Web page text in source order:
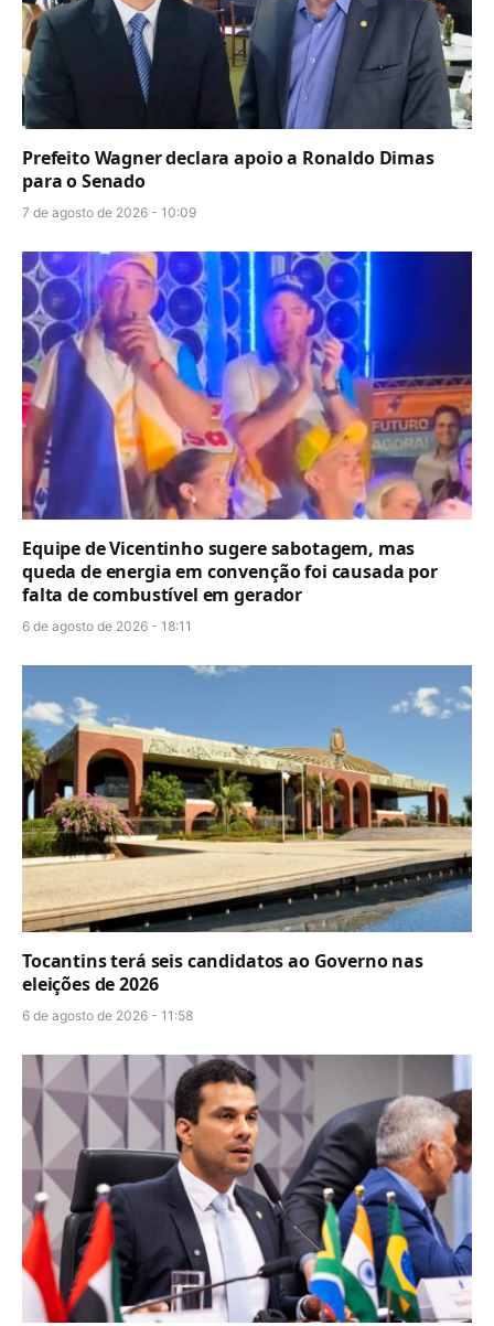
Prefeito Wagner declara apoio a Ronaldo Dimas
para o Senado
7 de agosto de 2026 - 10:09
Equipe de Vicentinho sugere sabotagem, mas
queda de energia em convenção foi causada por
falta de combustível em gerador
6 de agosto de 2026 - 18:11
Tocantins terá seis candidatos ao Governo nas
eleições de 2026
6 de agosto de 2026 - 11:58